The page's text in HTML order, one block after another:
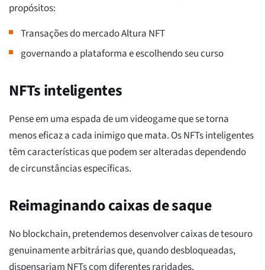
propósitos:
Transações do mercado Altura NFT
governando a plataforma e escolhendo seu curso
NFTs inteligentes
Pense em uma espada de um videogame que se torna
menos eficaz a cada inimigo que mata. Os NFTs inteligentes
têm características que podem ser alteradas dependendo
de circunstâncias específicas.
Reimaginando caixas de saque
No blockchain, pretendemos desenvolver caixas de tesouro
genuinamente arbitrárias que, quando desbloqueadas,
dispensariam NFTs com diferentes raridades.